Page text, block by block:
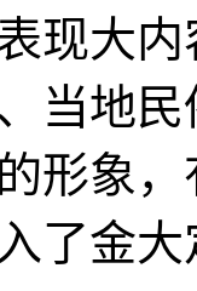
现大
当地
形象
了金